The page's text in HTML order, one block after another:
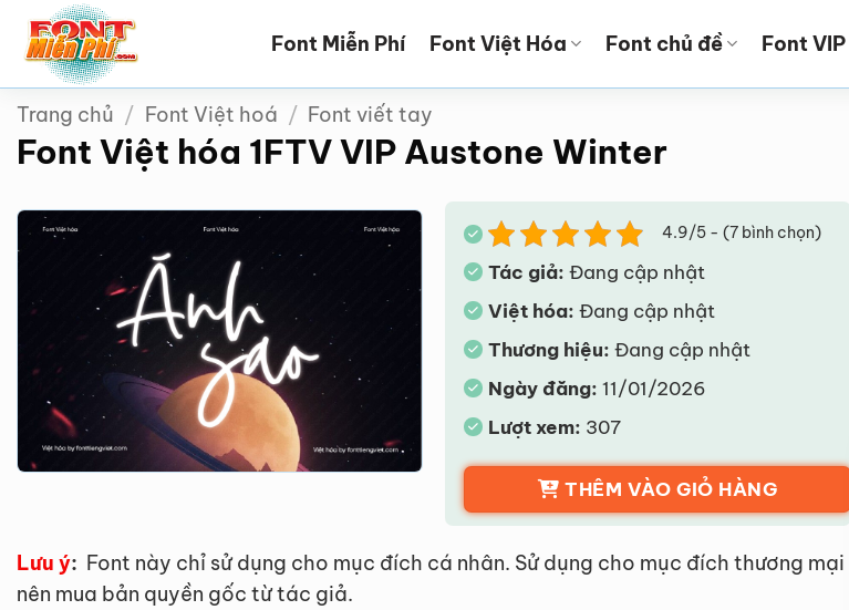
qua
dung
Font Miễn Phí Font Việt Hóa Font chủ đề Font VIP
Trang chủ / Font Việt hoá / Font viết tay
Font Việt hóa 1FTV VIP Austone Winter
4.9/5 - (7 bình chọn)
Tác giả: Đang cập nhật
Việt hóa: Đang cập nhật
Thương hiệu: Đang cập nhật
Ngày đăng: 11/01/2026
Lượt xem: 307
THÊM VÀO GIỎ HÀNG
Lưu ý: Font này chỉ sử dụng cho mục đích cá nhân. Sử dụng cho mục đích thương mại
nên mua bản quyền gốc từ tác giả.